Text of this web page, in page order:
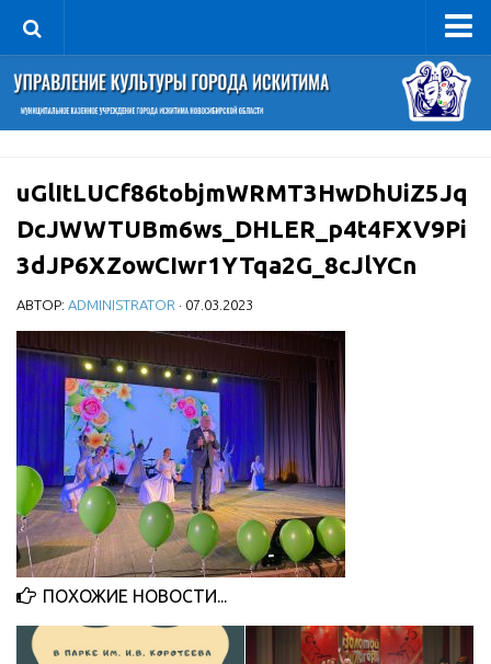
Управление
Руководитель
Структура
Книга почета культуры
Фотогалерея
Документы
Учредительные документы
Правовая база
Противодействие коррупции
Отчеты о деятельности
Учреждения культуры
МБУ Дом культуры «Молодость»
МБУ Дом культуры «Октябрь»
МБОУ ДО «Детская школа искусств»
МБОУ ДО «Детская музыкальная школа»
uGlItLUCf86tobjmWRMT3HwDhUiZ5Jq
DcJWWTUBm6ws_DHLER_p4t4FXV9Pi
3dJP6XZowCIwr1YTqa2G_8cJlYCn
АВТОР: ADMINISTRATOR · 07.03.2023
ПОХОЖИЕ НОВОСТИ...